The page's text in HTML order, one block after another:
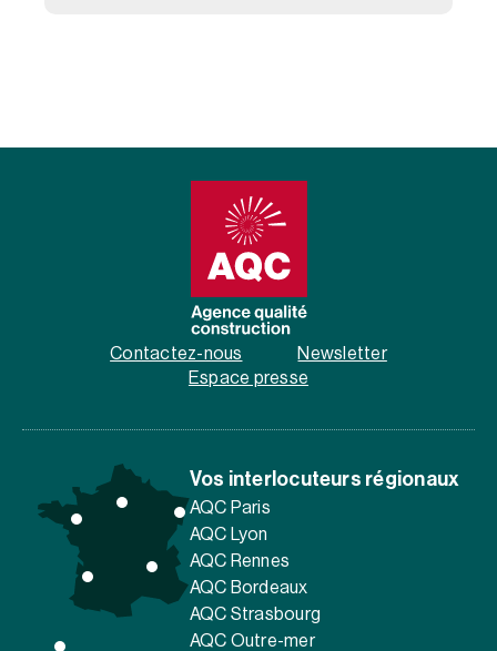
Contactez-nous
Newsletter
Espace presse
Vos interlocuteurs régionaux
AQC Paris
AQC Lyon
AQC Rennes
AQC Bordeaux
AQC Strasbourg
AQC Outre-mer